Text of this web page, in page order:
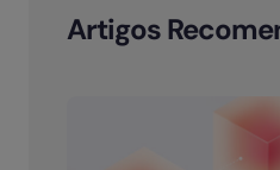
Artigos